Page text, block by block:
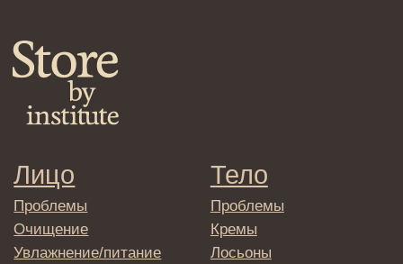
Согласие на обработку
персональных данных
Политика
конфиденциальности
Договор оферта
Реквизиты и контакты
→
Отправляя адрес электронной почты
вы соглашаетесь с политикой в отношении
обработки персональных данных